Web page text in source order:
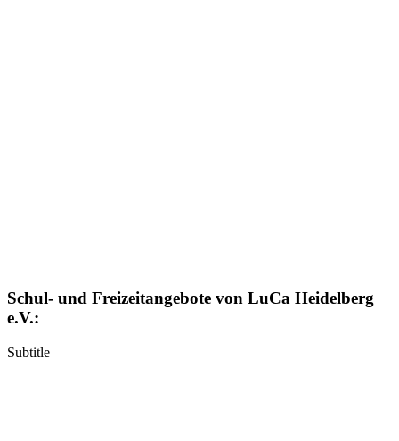
Schul- und Freizeitangebote von LuCa Heidelberg
e.V.:
Subtitle